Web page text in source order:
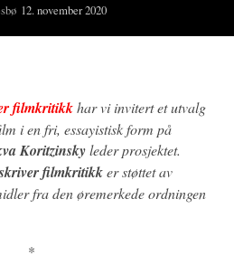
12. november 2020
filmkritikkhar vi invitert et utvalg
i en fri, essayistisk form på
Koritzinskyleder prosjektet.
filmkritikker støttet av
fra den øremerkede ordningen
*